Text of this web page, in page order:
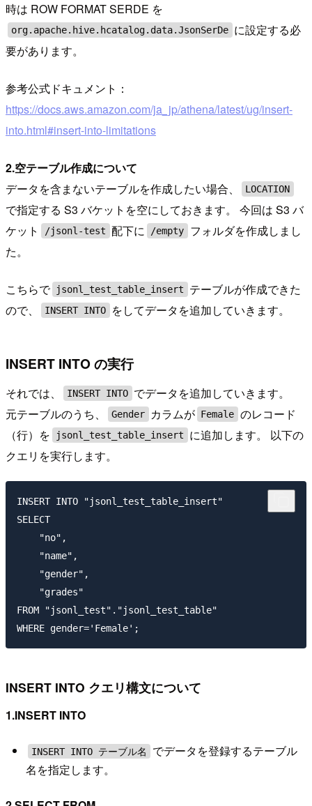
時は ROW FORMAT SERDE を
org.apache.hive.hcatalog.data.JsonSerDe に設定する必
要があります。
参考公式ドキュメント：
https://docs.aws.amazon.com/ja_jp/athena/latest/ug/insert-
into.html#insert-into-limitations
2.空テーブル作成について
データを含まないテーブルを作成したい場合、
LOCATION
で指定する S3 バケットを空にしておきます。 今回は S3 バ
ケット
/jsonl-test 配下に /empty
フォルダを作成しまし
た。
こちらで jsonl_test_table_insert
テーブルが作成できた
ので、
INSERT INTO をしてデータを追加していきます。
INSERT INTO の実行
それでは、 INSERT INTO でデータを追加していきます。
元テーブルのうち、
Gender カラムが Female のレコード
（行）を
jsonl_test_table_insert
に追加します。 以下の
クエリを実行します。
INSERT INTO "jsonl_test_table_insert"
SELECT
    "no",
    "name",
    "gender",
    "grades"
FROM "jsonl_test"."jsonl_test_table"
INSERT INTO クエリ構文について
1.INSERT INTO
INSERT INTO テーブル名
でデータを登録するテーブル
名を指定します。